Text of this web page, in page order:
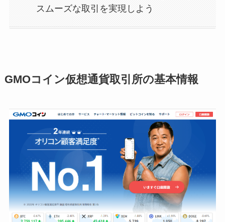
スムーズな取引を実現しよう
GMOコイン仮想通貨取引所の基本情報